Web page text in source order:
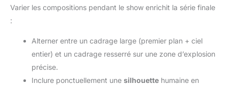
Varier les compositions pendant le show enrichit la série finale
:
Alterner entre un cadrage large (premier plan + ciel
entier) et un cadrage resserré sur une zone d’explosion
précise.
Inclure ponctuellement une silhouette humaine en